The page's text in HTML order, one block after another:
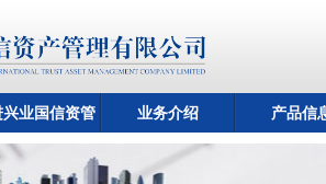
兴业国信资管 业务介绍 产品信